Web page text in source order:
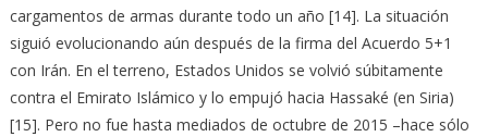
cargamentos de armas durante todo un año [14]. La situación
siguió evolucionando aún después de la firma del Acuerdo 5+1
con Irán. En el terreno, Estados Unidos se volvió súbitamente
contra el Emirato Islámico y lo empujó hacia Hassaké (en Siria)
[15]. Pero no fue hasta mediados de octubre de 2015 –hace sólo